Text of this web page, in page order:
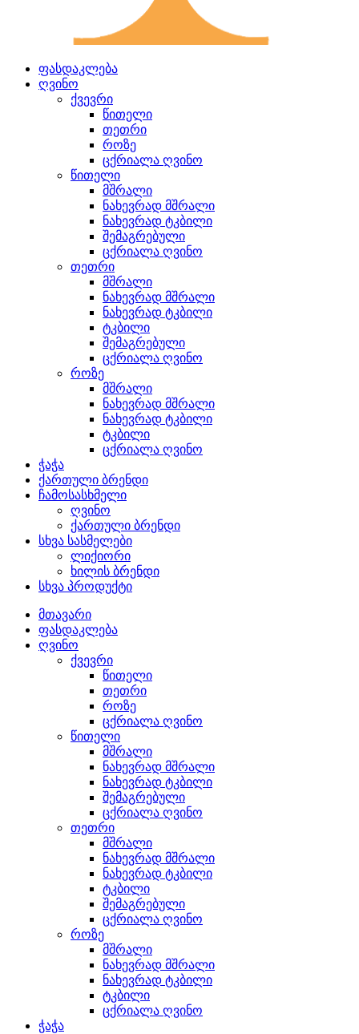
ფასდაკლება
ღვინო
ქვევრი
წითელი
თეთრი
როზე
ცქრიალა ღვინო
წითელი
მშრალი
ნახევრად მშრალი
ნახევრად ტკბილი
შემაგრებული
ცქრიალა ღვინო
თეთრი
მშრალი
ნახევრად მშრალი
ნახევრად ტკბილი
ტკბილი
შემაგრებული
ცქრიალა ღვინო
როზე
მშრალი
ნახევრად მშრალი
ნახევრად ტკბილი
ტკბილი
ცქრიალა ღვინო
ჭაჭა
ქართული ბრენდი
ჩამოსასხმელი
ღვინო
ქართული ბრენდი
სხვა სასმელები
ლიქიორი
ხილის ბრენდი
სხვა პროდუქტი
მთავარი
ფასდაკლება
ღვინო
ქვევრი
წითელი
თეთრი
როზე
ცქრიალა ღვინო
წითელი
მშრალი
ნახევრად მშრალი
ნახევრად ტკბილი
შემაგრებული
ცქრიალა ღვინო
თეთრი
მშრალი
ნახევრად მშრალი
ნახევრად ტკბილი
ტკბილი
შემაგრებული
ცქრიალა ღვინო
როზე
მშრალი
ნახევრად მშრალი
ნახევრად ტკბილი
ტკბილი
ცქრიალა ღვინო
ჭაჭა